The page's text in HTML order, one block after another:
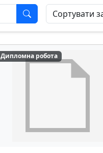
Дипломна робота